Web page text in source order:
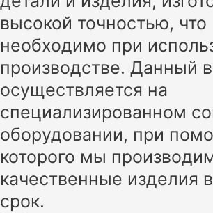
высокой точностью, что
необходимо при
производстве. Данный
осуществляется на
специализированном
оборудовании, при
которого мы
качественные изделия
срок.